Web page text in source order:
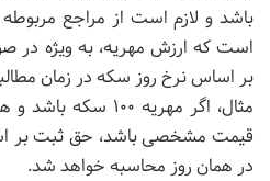
باشد و لازم است از مراجع
است که ارزش مهریه، به ویژه در
بر اساس نرخ روز سکه در زمان
مثال، اگر مهریه
در همان روز محاسبه خواهد شد.